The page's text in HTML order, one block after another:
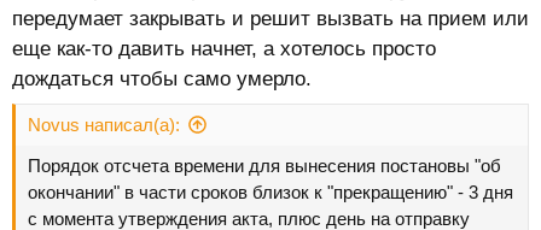
передумает закрывать и решит вызвать на прием или
еще как-то давить начнет, а хотелось просто
дождаться чтобы само умерло.
Novus написал(а):
Порядок отсчета времени для вынесения постановы "об
окончании" в части сроков близок к "прекращению" - 3 дня
с момента утверждения акта, плюс день на отправку